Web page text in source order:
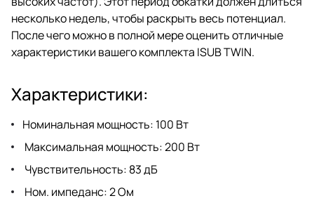
несколько недель, чтобы раскрыть весь потенциал.
После чего можно в полной мере оценить отличные
характеристики вашего комплекта ISUB TWIN.
Характеристики:
Номинальная мощность: 100 Вт
Максимальная мощность: 200 Вт
Чувствительность: 83 дБ
Ном. импеданс: 2 Ом